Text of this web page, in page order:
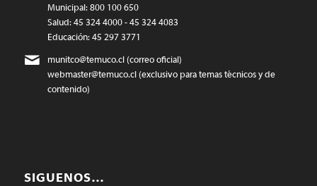
Municipal: 800 100 650
Salud: 45 324 4000 - 45 324 4083
Educación: 45 297 3771
munitco@temuco.cl(correo oficial)
webmaster@temuco.cl(exclusivo para temas técnicos y de
contenido)
SIGUENOS…